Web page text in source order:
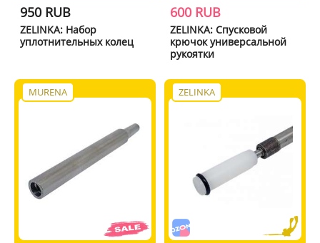
950 RUB
ZELINKA: Набор
уплотнительных колец
600 RUB
ZELINKA: Спусковой
крючок универсальной
рукоятки
MURENA ZELINKA